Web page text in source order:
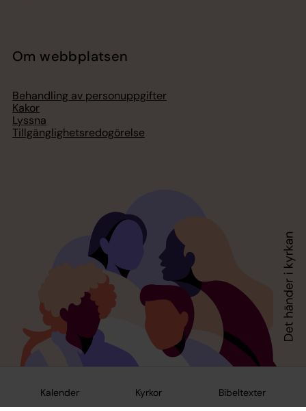
Kalender Kyrkor Bibeltexter
Om webbplatsen
Behandling av personuppgifter
Kakor
Lyssna
Tillgänglighetsredogörelse